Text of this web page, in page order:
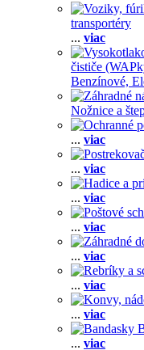
transportéry
... viac
čističe
Benzínové,
Nožnice a
... viac
... viac
... viac
... viac
... viac
... viac
... viac
... viac